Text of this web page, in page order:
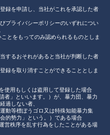
録を申請し、当社がこれを承認した者
ライバシーポリシーのいずれについ
をもってのみ認められるものとしま
するおそれがあると当社が判断した者
を取り消すことができることとしま
使用もしくは盗用して登録した場合
者」といいます。）が、暴力団、暴力
過しない者、
標ぼうゴロ又は特殊知能暴力集
的勢力」という。）である場合
営秩序を乱す行為をしたことがある場